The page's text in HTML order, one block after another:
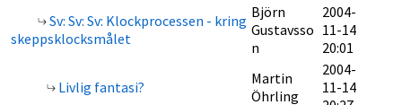
Sv: Sv: Sv: Klockprocessen - kring
skeppsklocksmålet
Björn
Gustavsso
n
2004-
11-14
20:01
Livlig fantasi?
Martin
Öhrling
2004-
11-14